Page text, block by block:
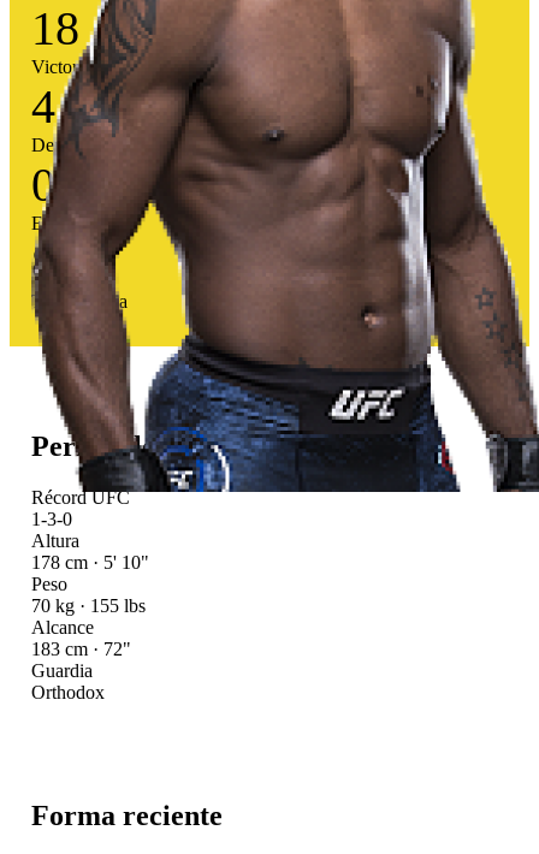
18
Victorias
4
Derrotas
0
Empates
82%
Tasa victoria
Perfil atlético
Récord UFC
1-3-0
Altura
178 cm · 5' 10"
Peso
70 kg · 155 lbs
Alcance
183 cm · 72"
Guardia
Orthodox
Forma reciente